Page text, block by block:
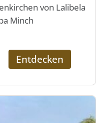
von Lalibela
Minch
Entdecken